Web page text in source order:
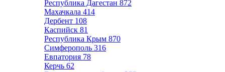
Республика Дагестан 872
Махачкала 414
Дербент 108
Каспийск 81
Республика Крым 870
Симферополь 316
Евпатория 78
Керчь 62